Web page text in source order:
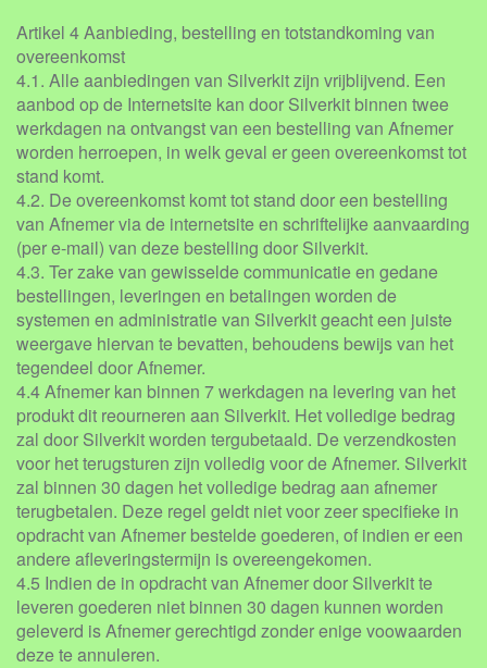
Artikel 4 Aanbieding, bestelling en totstandkoming van
overeenkomst
4.1. Alle aanbiedingen van Silverkit zijn vrijblijvend. Een
aanbod op de Internetsite kan door Silverkit binnen twee
werkdagen na ontvangst van een bestelling van Afnemer
worden herroepen, in welk geval er geen overeenkomst tot
stand komt.
4.2. De overeenkomst komt tot stand door een bestelling
van Afnemer via de internetsite en schriftelijke aanvaarding
(per e-mail) van deze bestelling door Silverkit.
4.3. Ter zake van gewisselde communicatie en gedane
bestellingen, leveringen en betalingen worden de
systemen en administratie van Silverkit geacht een juiste
weergave hiervan te bevatten, behoudens bewijs van het
tegendeel door Afnemer.
4.4 Afnemer kan binnen 7 werkdagen na levering van het
produkt dit reourneren aan Silverkit. Het volledige bedrag
zal door Silverkit worden tergubetaald. De verzendkosten
voor het terugsturen zijn volledig voor de Afnemer. Silverkit
zal binnen 30 dagen het volledige bedrag aan afnemer
terugbetalen. Deze regel geldt niet voor zeer specifieke in
opdracht van Afnemer bestelde goederen, of indien er een
andere afleveringstermijn is overeengekomen.
4.5 Indien de in opdracht van Afnemer door Silverkit te
leveren goederen niet binnen 30 dagen kunnen worden
geleverd is Afnemer gerechtigd zonder enige voowaarden
deze te annuleren.